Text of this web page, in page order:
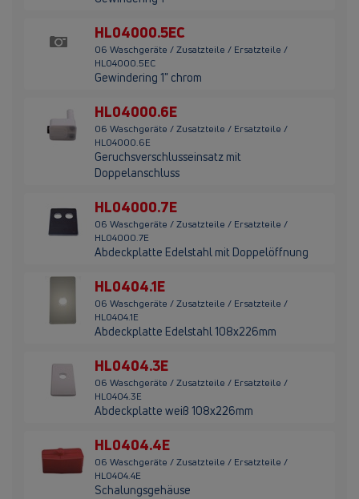
HL04000.5EC
06 Waschgeräte / Zusatzteile / Ersatzteile /
HL04000.5EC
Gewindering 1" chrom
HL04000.6E
06 Waschgeräte / Zusatzteile / Ersatzteile /
HL04000.6E
Geruchsverschlusseinsatz mit
Doppelanschluss
HL04000.7E
06 Waschgeräte / Zusatzteile / Ersatzteile /
HL04000.7E
Abdeckplatte Edelstahl mit Doppelöffnung
HL0404.1E
06 Waschgeräte / Zusatzteile / Ersatzteile /
HL0404.1E
Abdeckplatte Edelstahl 108x226mm
HL0404.3E
06 Waschgeräte / Zusatzteile / Ersatzteile /
HL0404.3E
Abdeckplatte weiß 108x226mm
HL0404.4E
06 Waschgeräte / Zusatzteile / Ersatzteile /
HL0404.4E
Schalungsgehäuse